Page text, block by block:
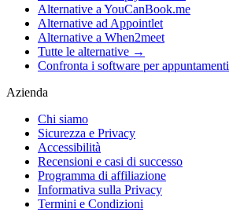
Alternative a YouCanBook.me
Alternative ad Appointlet
Alternative a When2meet
Tutte le alternative →
Confronta i software per appuntamenti
Azienda
Chi siamo
Sicurezza e Privacy
Accessibilità
Recensioni e casi di successo
Programma di affiliazione
Informativa sulla Privacy
Termini e Condizioni